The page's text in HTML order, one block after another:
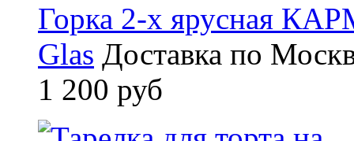
Горка 2-х ярусная
Glas Доставка по
1 200 руб